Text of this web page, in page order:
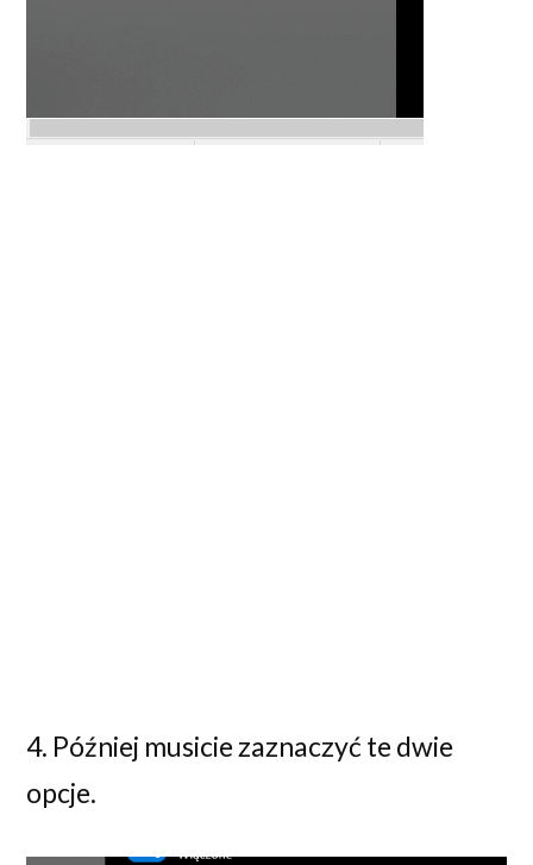
4. Później musicie zaznaczyć te dwie
opcje.